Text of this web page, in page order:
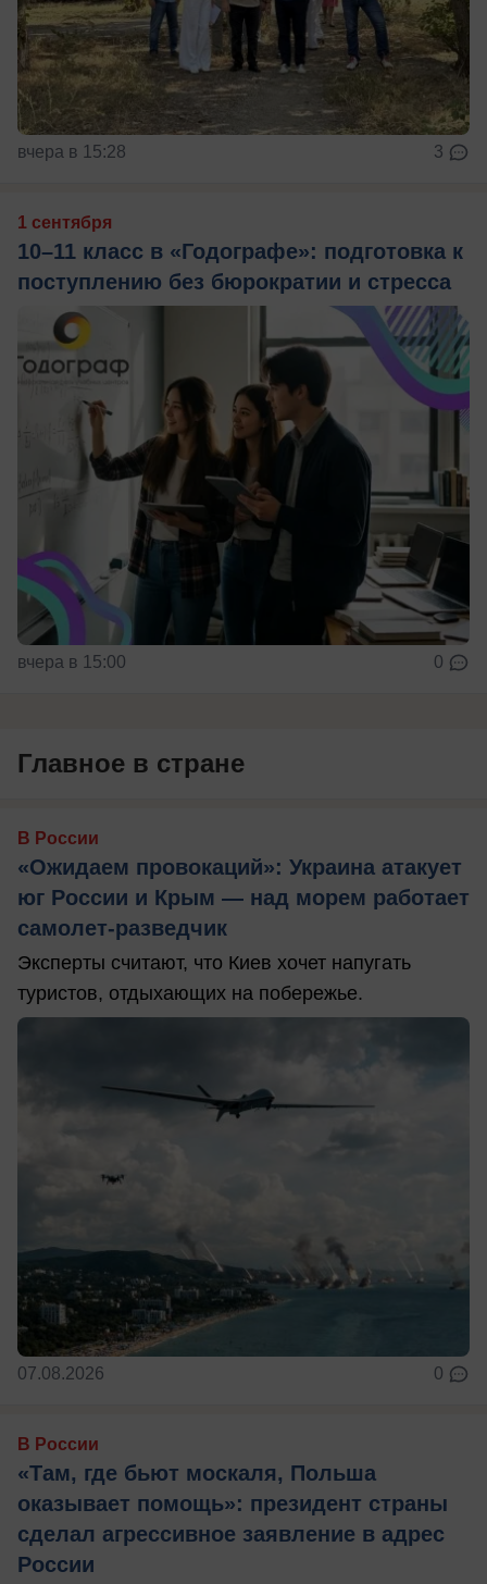
вчера в 15:28 3
1 сентября
10–11 класс в «Годографе»: подготовка к
поступлению без бюрократии и стресса
вчера в 15:00 0
Главное в стране
В России
«Ожидаем провокаций»: Украина атакует
юг России и Крым — над морем работает
самолет-разведчик
Эксперты считают, что Киев хочет напугать
туристов, отдыхающих на побережье.
07.08.2026 0
В России
«Там, где бьют москаля, Польша
оказывает помощь»: президент страны
сделал агрессивное заявление в адрес
России